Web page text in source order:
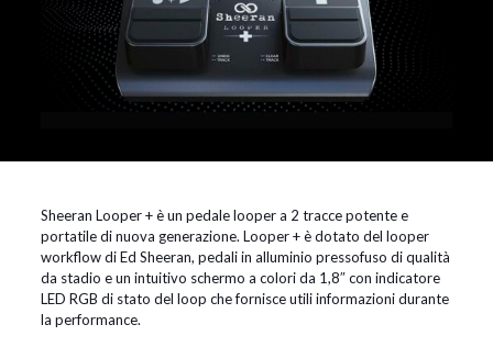
Sheeran Looper + è un pedale looper a 2 tracce potente e
portatile di nuova generazione. Looper + è dotato del looper
workflow di Ed Sheeran, pedali in alluminio pressofuso di qualità
da stadio e un intuitivo schermo a colori da 1,8″ con indicatore
LED RGB di stato del loop che fornisce utili informazioni durante
la performance.